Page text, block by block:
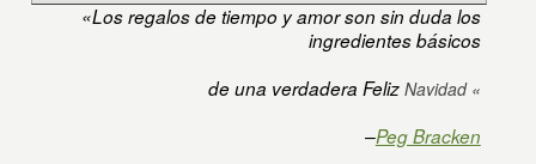
«Los regalos de tiempo y amor son sin duda los
ingredientes básicos
de una verdadera Feliz Navidad «
–Peg Bracken